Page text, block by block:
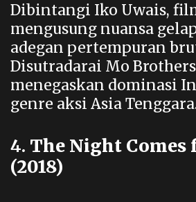
Dibintangi Iko Uwais,
mengusung nuansa
adegan pertempuran
Disutradarai Mo
menegaskan dominasi
genre aksi Asia
4. The Night Comes
(2018)